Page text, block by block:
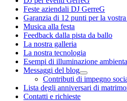
Feste aziendali DJ GerreG
Garanzia di 12 punti per la vostra
Musica alla festa
Feedback dalla pista da ballo
La nostra galleria
La nostra tecnologia
Esempi di illuminazione
Messaggi del blog
Contributi di impegno
Lista degli anniversari di
Contatti e richieste